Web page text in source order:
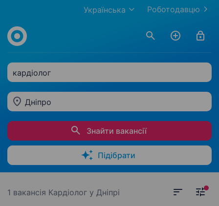
Роботодавцю
Українська
кардіолог
Дніпро
Знайти вакансії
Підібрати
1 вакансія Кардіолог у Дніпрі